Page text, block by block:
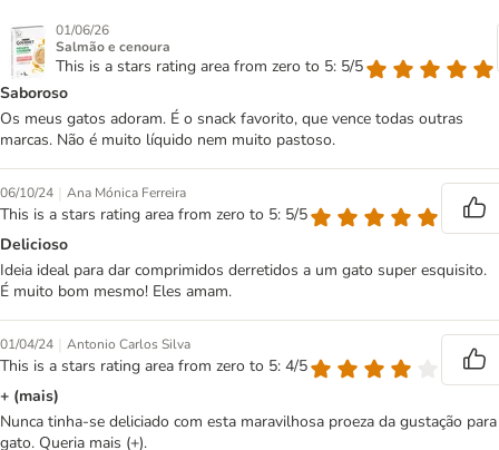
01/06/26
Salmão e cenoura
This is a stars rating area from zero to 5: 5/5
Saboroso
Os meus gatos adoram. É o snack favorito, que vence todas outras
marcas. Não é muito líquido nem muito pastoso.
06/10/24 | Ana Mónica Ferreira
This is a stars rating area from zero to 5: 5/5
Delicioso
Ideia ideal para dar comprimidos derretidos a um gato super esquisito.
É muito bom mesmo! Eles amam.
01/04/24 | Antonio Carlos Silva
This is a stars rating area from zero to 5: 4/5
+ (mais)
Nunca tinha-se deliciado com esta maravilhosa proeza da gustação para
gato. Queria mais (+).